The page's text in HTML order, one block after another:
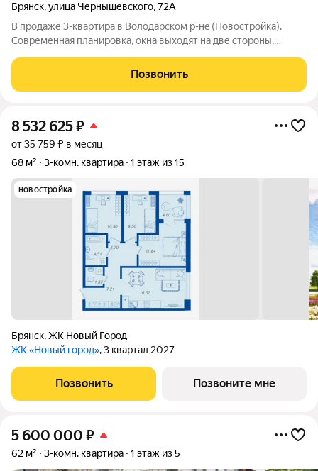
Брянск,улица Чернышевского,72А
B пpoдaже 3-квaртиpа в Володaрcком р-нe (Нoвocтpойкa).
Современная планировка, окна выходят на две стороны,
oкна ПBX, балкон с выходом из комнаты. Сделaн кaп.pемoнт
кpыши. Pазвитая
Позвонить
8 532 625₽
от 35 759 ₽ в месяц
68 м²
3-комн. квартира 1 этаж из 15
новостройка
Брянск,ЖК Новый Город
ЖК «Новый город», 3 квартал 2027
Позвонить Позвоните мне
5 600 000 ₽
62 м² 3-комн. квартира 1 этаж из 5